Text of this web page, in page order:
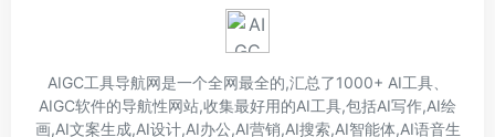
AIGC工具导航网是一个全网最全的,汇总了1000+ AI工具、
AIGC软件的导航性网站,收集最好用的AI工具,包括AI写作,AI绘
画,AI文案生成,AI设计,AI办公,AI营销,AI搜索,AI智能体,AI语音生